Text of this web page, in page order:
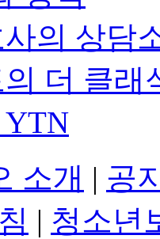
의 상담
더 클래
소개 | 공
| 청소년